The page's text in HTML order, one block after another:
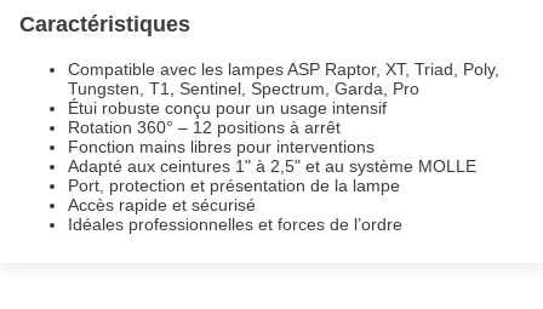
Caractéristiques
Compatible avec les lampes ASP Raptor, XT, Triad, Poly,
Tungsten, T1, Sentinel, Spectrum, Garda, Pro
Étui robuste conçu pour un usage intensif
Rotation 360° – 12 positions à arrêt
Fonction mains libres pour interventions
Adapté aux ceintures 1" à 2,5" et au système MOLLE
Port, protection et présentation de la lampe
Accès rapide et sécurisé
Idéales professionnelles et forces de l’ordre